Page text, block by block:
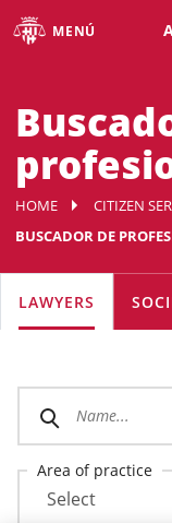
MENÚ
HOME CITIZEN
BUSCADOR DE
LAWYERS
Area of practice